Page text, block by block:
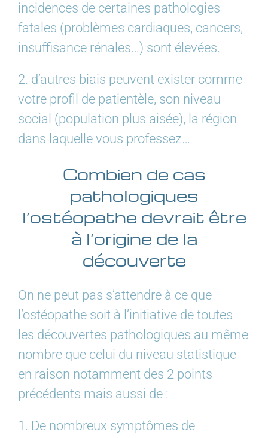
incidences de certaines pathologies
fatales (problèmes cardiaques, cancers,
insuffisance rénales…) sont élevées.
2. d’autres biais peuvent exister comme
votre profil de patientèle, son niveau
social (population plus aisée), la région
dans laquelle vous professez…
Combien de cas
pathologiques
l’ostéopathe devrait être
à l’origine de la
découverte
On ne peut pas s’attendre à ce que
l’ostéopathe soit à l’initiative de toutes
les découvertes pathologiques au même
nombre que celui du niveau statistique
en raison notamment des 2 points
précédents mais aussi de :
1. De nombreux symptômes de